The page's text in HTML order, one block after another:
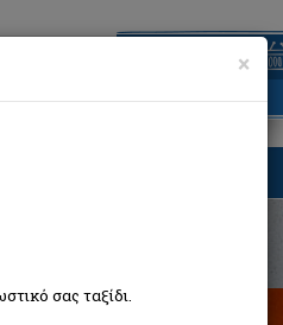
είναι άδειο
×
σας ταξίδι.